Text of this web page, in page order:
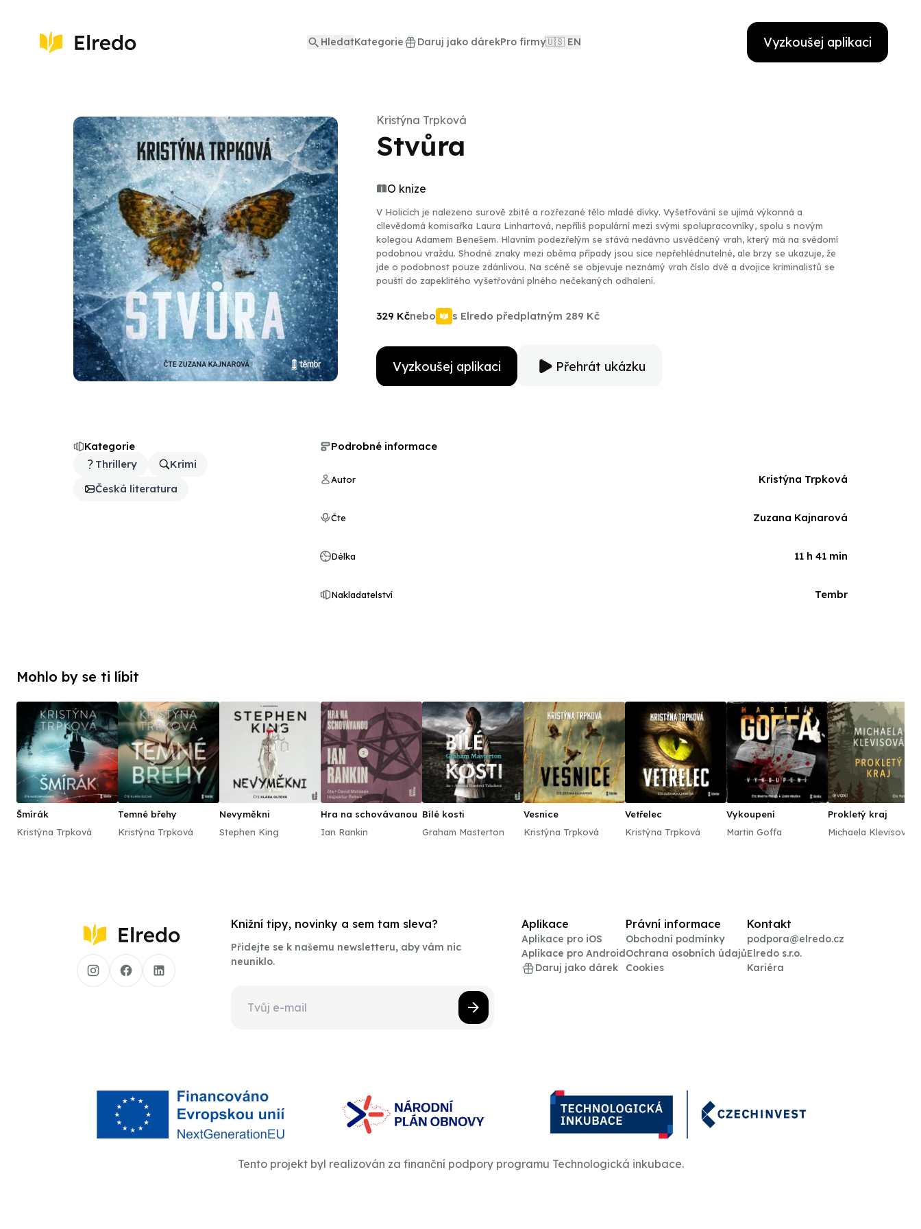
HledatKategorie Daruj jako dárekPro firmy🇺🇸 EN Vyzkoušej aplikaci
Kristýna Trpková
Stvůra
O knize
V Holicích je nalezeno surově zbité a rozřezané tělo mladé dívky. Vyšetřování se ujímá výkonná a
cílevědomá komisařka Laura Linhartová, nepříliš populární mezi svými spolupracovníky, spolu s novým
kolegou Adamem Benešem. Hlavním podezřelým se stává nedávno usvědčený vrah, který má na svědomí
podobnou vraždu. Shodné znaky mezi oběma případy jsou sice nepřehlédnutelné, ale brzy se ukazuje, že
jde o podobnost pouze zdánlivou. Na scéně se objevuje neznámý vrah číslo dvě a dvojice kriminalistů se
pouští do zapeklitého vyšetřování plného nečekaných odhalení.
329 Kčnebo s Elredo předplatným 289 Kč
Vyzkoušej aplikaci Přehrát ukázku
Kategorie
Thrillery
Krimi
Česká literatura
Podrobné informace
Autor Kristýna Trpková
Čte Zuzana Kajnarová
Délka 11 h 41 min
Nakladatelství Tembr
Mohlo by se ti líbit
Šmírák
Kristýna Trpková
Temné břehy
Kristýna Trpková
Nevyměkni
Stephen King
Hra na schovávanou
Ian Rankin
Bílé kosti
Graham Masterton
Vesnice
Kristýna Trpková
Vetřelec
Kristýna Trpková
Vykoupení
Martin Goffa
Prokletý kraj
Michaela Klevisová
Knižní tipy, novinky a sem tam sleva?
Přidejte se k našemu newsletteru, aby vám nic
neuniklo.
Aplikace
Aplikace pro iOS
Aplikace pro Android
Daruj jako dárek
Právní informace
Obchodní podmínky
Ochrana osobních údajů
Cookies
Kontakt
podpora@elredo.cz
Elredo s.r.o.
Kariéra
Tento projekt byl realizován za finanční podpory programu Technologická inkubace.